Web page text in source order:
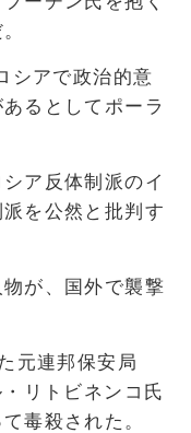
シアで政治的意
るとしてポーラ
ア反体制派のイ
を公然と批判す
が、国外で襲撃
元連邦保安局
リトビネンコ氏
毒殺された。